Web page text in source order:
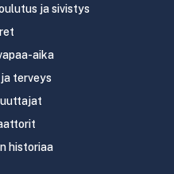
ja sivistys
aika
terveys
historiaa